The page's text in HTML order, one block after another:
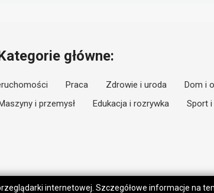
główne:
Praca Zdrowie i uroda Dom i
i przemysł Edukacja i rozrywka Sport
internetowej. Szczegółowe informacje na